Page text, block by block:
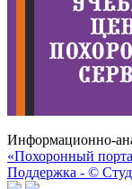
Информационно-
«Похоронный
Поддержка - ©